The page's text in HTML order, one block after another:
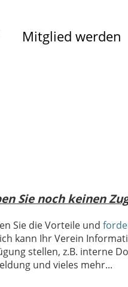
Mitglied werden
Sie noch keinen
Sie die Vorteile und
kann Ihr Verein
stellen, z.B. interne
und vieles mehr...